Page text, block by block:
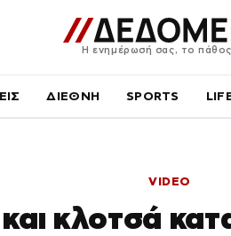
Η ενημέρωσή σας, το
ΔΙΕΘΝΗ SPORTS
VIDEO
κλοτσά